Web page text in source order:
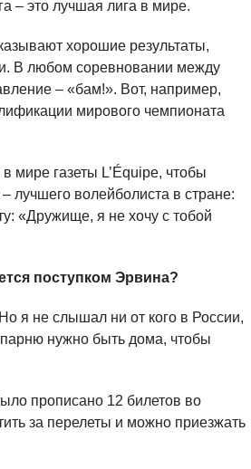
– это лучшая лига в мире.
хорошие результаты,
В любом соревновании между
– «бам!». Вот, например,
мирового чемпионата
мире газеты L’Équipe, чтобы
лучшего волейболиста в стране:
«Дружище, я не хочу с тобой
поступком Эрвина?
я не слышал ни от кого в России,
парню нужно быть дома, чтобы
прописано 12 билетов во
за перелеты и можно приезжать